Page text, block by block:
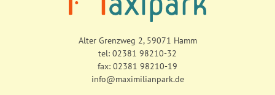
Alter Grenzweg 2, 59071 Hamm
tel: 02381 98210-32
fax: 02381 98210-19
info@maximilianpark.de